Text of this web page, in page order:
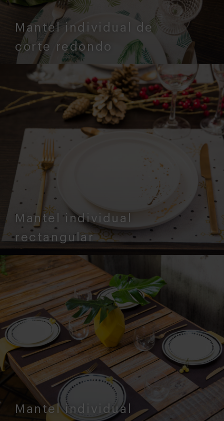
Mantel individual de
corte redondo
Mantel individual
rectangular
Mantel individual